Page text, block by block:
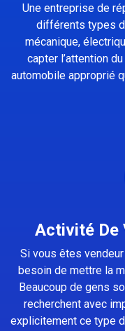
Une entreprise de
différents types
mécanique,
capter l’attention
automobile approprié
Activité De
Si vous êtes
besoin de mettre la
Beaucoup de gens
recherchent avec
explicitement ce type